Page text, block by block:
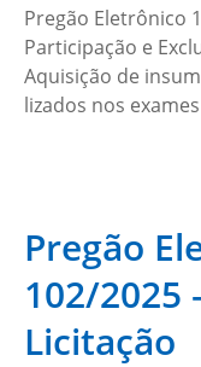
Pregão Eletrônico
Participação e
Aquisição de
lizados nos
Pregão
102/2025
Licitação